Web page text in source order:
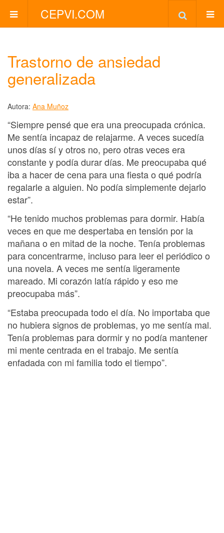
CEPVI.COM
Trastorno de ansiedad
generalizada
Autora: Ana Muñoz
“Siempre pensé que era una preocupada crónica.
Me sentía incapaz de relajarme. A veces sucedía
unos días sí y otros no, pero otras veces era
constante y podía durar días. Me preocupaba qué
iba a hacer de cena para una fiesta o qué podría
regalarle a alguien. No podía simplemente dejarlo
estar”.
“He tenido muchos problemas para dormir. Había
veces en que me despertaba en tensión por la
mañana o en mitad de la noche. Tenía problemas
para concentrarme, incluso para leer el periódico o
una novela. A veces me sentía ligeramente
mareado. Mi corazón latía rápido y eso me
preocupaba más”.
“Estaba preocupada todo el día. No importaba que
no hubiera signos de problemas, yo me sentía mal.
Tenía problemas para dormir y no podía mantener
mi mente centrada en el trabajo. Me sentía
enfadada con mi familia todo el tiempo”.